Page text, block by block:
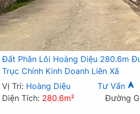
Đất Phân Lôi Hoàng Diệu 280.6m
Trục Chính Kinh Doanh Liên Xã
Vị Trí: Hoàng Diệu Tư Vấn
Diện Tích: 280.6m² Đường